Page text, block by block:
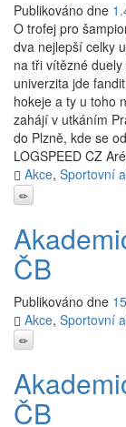
Publikováno dne
O trofej pro
dva nejlepší celky
na tři vítězné
univerzita jde
hokeje a ty u toho
zahájí v utkáním
do Plzně, kde se
LOGSPEED CZ
Akce, Sportovní
ČB
Publikováno dne
Akce, Sportovní
ČB